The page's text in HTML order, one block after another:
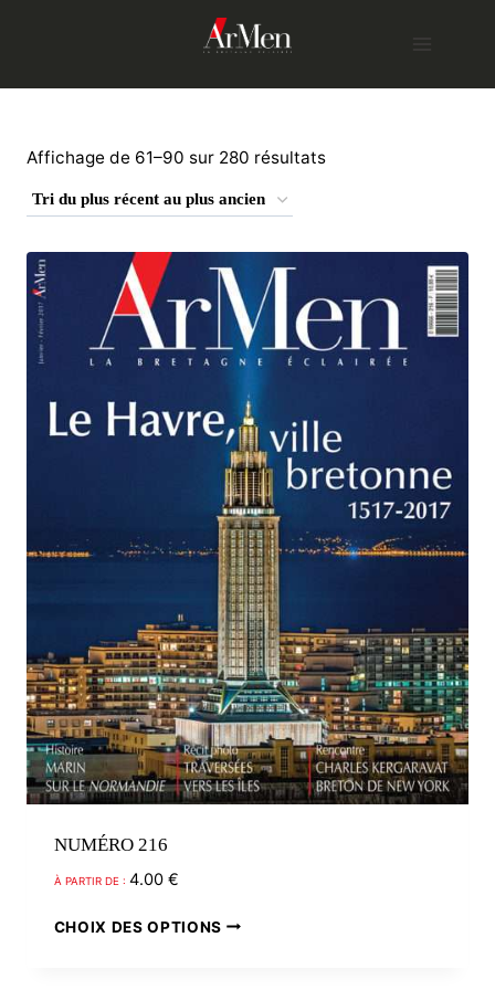
Affichage de 61–90 sur 280 résultatsTrié
récent
plus
ancien
NUMÉRO 216
À PARTIR DE : 4.00 €
CHOIX DES OPTIONS